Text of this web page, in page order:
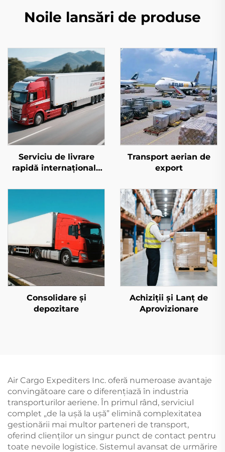
Noile lansări de produse
Serviciu de livrare
rapidă internațională
Transport aerian de
export
Consolidare și
depozitare
Achiziții și Lanț de
Aprovizionare
Air Cargo Expediters Inc. oferă numeroase avantaje
convingătoare care o diferențiază în industria
transporturilor aeriene. În primul rând, serviciul
complet „de la ușă la ușă” elimină complexitatea
gestionării mai multor parteneri de transport,
oferind clienților un singur punct de contact pentru
toate nevoile logistice. Sistemul avansat de urmărire